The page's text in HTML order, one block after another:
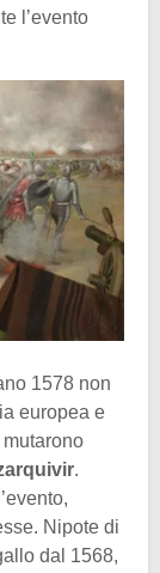
l’evento
1578 non
europea e
.
Nipote di
dal 1568,